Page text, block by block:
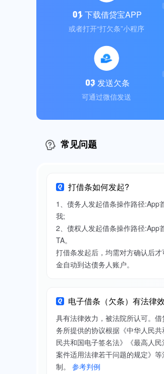
下载借贷宝APP
或者打开“打欠条”小程序
发送欠条
可通过微信发送
常见问题
打借条如何发起?
1、债务人发起借条操作路径:App
我;
2、债权人发起借条操作路径:App
TA。
打借条发起后，均需对方确认后
金自动到达债务人账户。
电子借条（欠条）有法律
具有法律效力，被法院所认可。
务所提供的协议根据《中华人民
民共和国电子签名法》《最高人
案件适用法律若干问题的规定》
制。 参考判例